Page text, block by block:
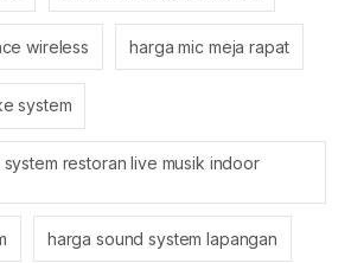
wireless harga mic meja rapat
system
restoran live musik indoor
harga sound system lapangan